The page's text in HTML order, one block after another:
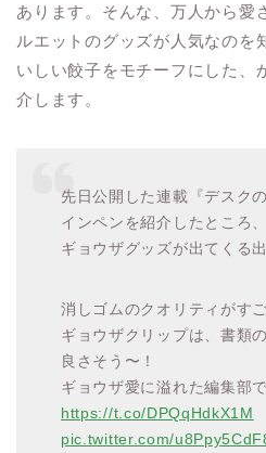
あります。そんな、万人から愛
ルエットのグッズが人気なのを
いしい餃子をモチーフにした、
介します。
先日公開した連載『デスク
インペンを紹介したところ
ギョウザグッズが出てくる
消しゴムのクオリティがす
ギョウザクリップは、書類
良さそう〜！
ギョウザ愛に溢れた編集部
https://t.co/DPQqHdkX1M
pic.twitter.com/